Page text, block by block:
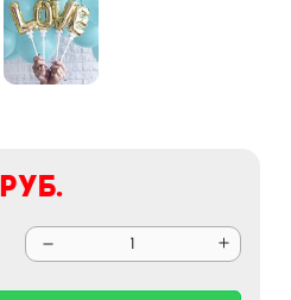
руб.